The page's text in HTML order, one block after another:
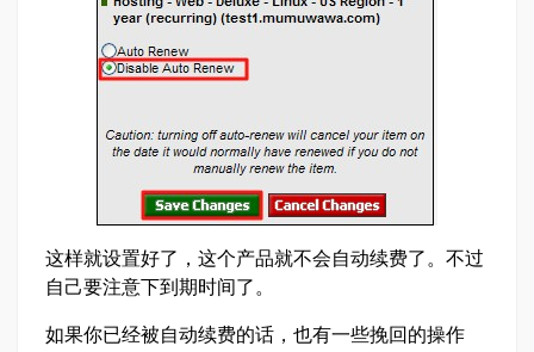
这样就设置好了，这个产品就不会自动续费了。不过
自己要注意下到期时间了。
如果你已经被自动续费的话，也有一些挽回的操作